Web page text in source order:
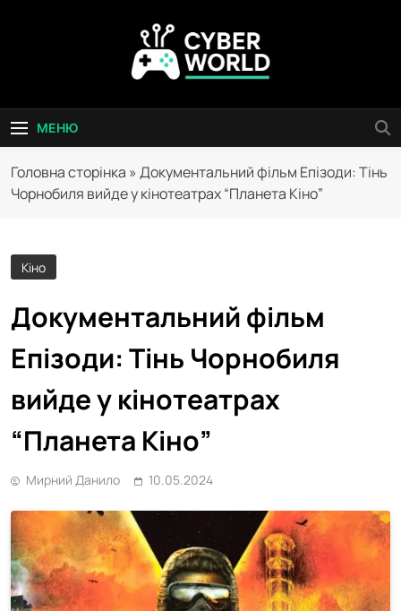
Сyber World
МЕНЮ
Головна сторінка » Документальний фільм Епізоди: Тінь
Чорнобиля вийде у кінотеатрах “Планета Кіно”
Кіно
Документальний фільм
Епізоди: Тінь Чорнобиля
вийде у кінотеатрах
“Планета Кіно”
Мирний Данило 10.05.2024